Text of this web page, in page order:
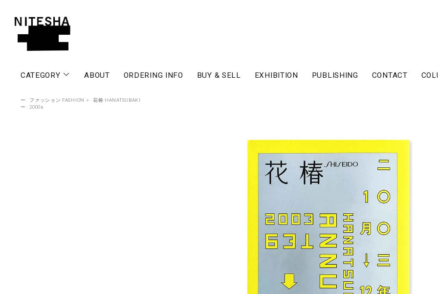
CATEGORY ABOUT ORDERING INFO BUY & SELL EXHIBITION PUBLISHING CONTACT
ー ファッション FASHION >
花椿 HANATSUBAKI
ー
2000s